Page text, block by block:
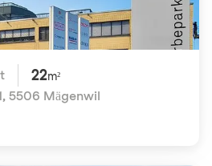
22m²
, 5506 Mägenwil